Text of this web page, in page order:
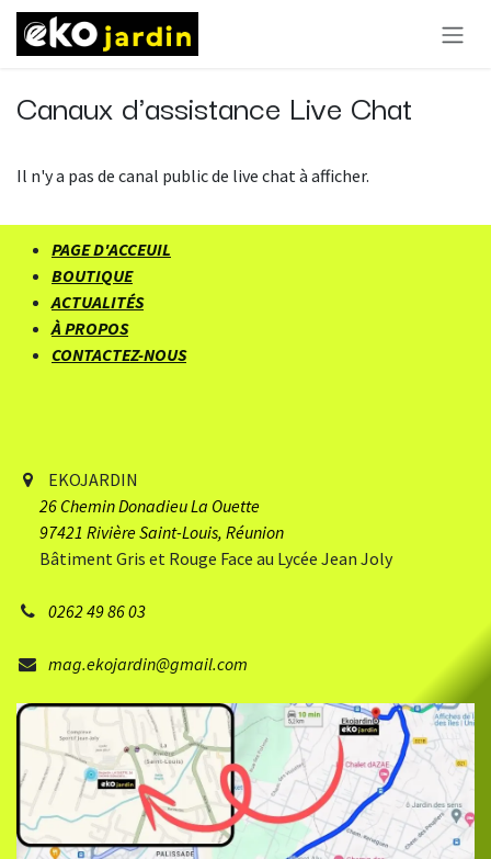
Se rendre au contenu
Canaux d'assistance Live Chat
Il n'y a pas de canal public de live chat à afficher.
PAGE D'ACCEUIL
BOUTIQUE
ACTUALITÉS
À PROPOS
CONTACTEZ-NOUS
EKOJARDIN
26 Chemin Donadieu​ La Ouette
97421 Rivière Saint-Louis, Réunion
Bâtiment Gris et Rouge Face au Lycée Jean Joly
0262 49 86 03
mag.ekojardin@gmail.com